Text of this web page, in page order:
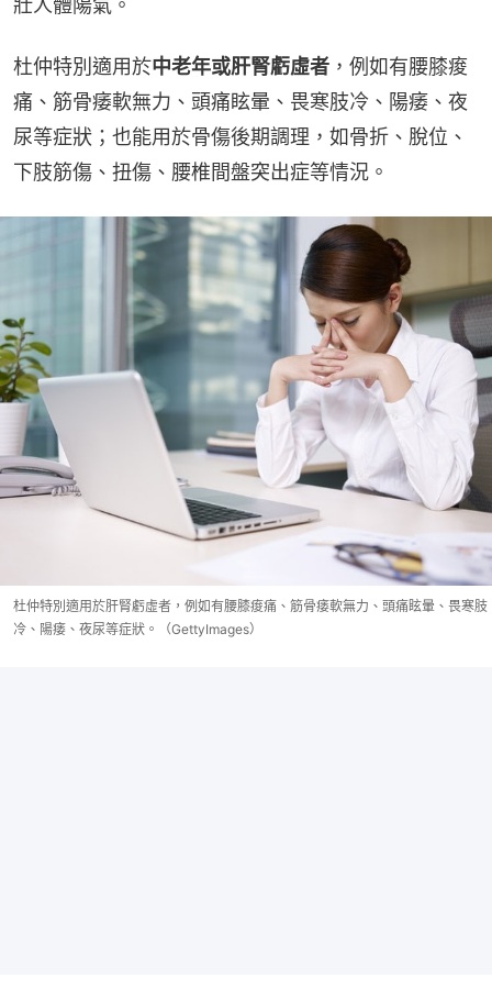
壯人體陽氣。
杜仲特別適用於中老年或肝腎虧虛者 ，例如有腰膝痠
痛、筋骨痿軟無力、頭痛眩暈、畏寒肢冷、陽痿、夜
尿等症狀；也能用於骨傷後期調理，如骨折、脫位、
下肢筋傷、扭傷、腰椎間盤突出症等情況。
杜仲特別適用於肝腎虧虛者，例如有腰膝痠痛、筋骨痿軟無力、頭痛眩暈、畏寒肢
冷、陽痿、夜尿等症狀。（GettyImages）